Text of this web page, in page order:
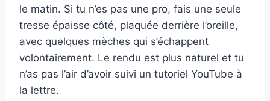
le matin. Si tu n’es pas une pro, fais une seule
tresse épaisse côté, plaquée derrière l’oreille,
avec quelques mèches qui s’échappent
volontairement. Le rendu est plus naturel et tu
n’as pas l’air d’avoir suivi un tutoriel YouTube à
la lettre.